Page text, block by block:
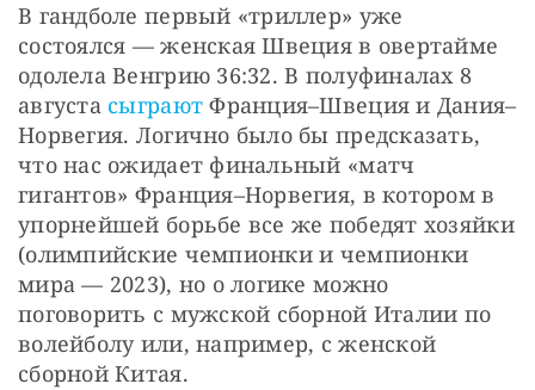
В гандболе первый «триллер» уже
состоялся — женская Швеция в овертайме
одолела Венгрию 36:32. В полуфиналах 8
августа сыграют Франция–Швеция и Дания–
Норвегия. Логично было бы предсказать,
что нас ожидает финальный «матч
гигантов» Франция–Норвегия, в котором в
упорнейшей борьбе все же победят хозяйки
(олимпийские чемпионки и чемпионки
мира — 2023), но о логике можно
поговорить с мужской сборной Италии по
волейболу или, например, с женской
сборной Китая.